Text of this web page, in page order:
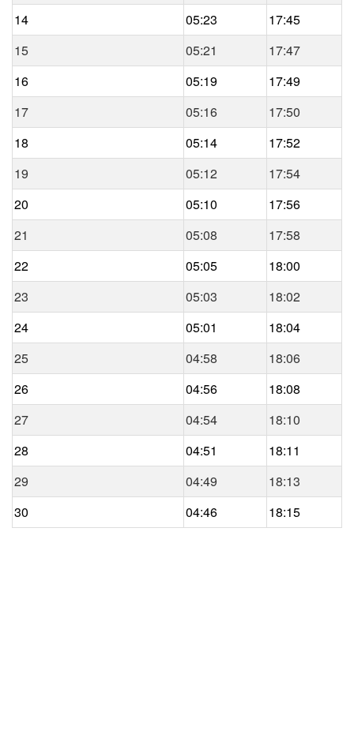
14
05:23
17:45
15
05:21
17:47
16
05:19
17:49
17
05:16
17:50
18
05:14
17:52
19
05:12
17:54
20
05:10
17:56
21
05:08
17:58
22
05:05
18:00
23
05:03
18:02
24
05:01
18:04
25
04:58
18:06
26
04:56
18:08
27
04:54
18:10
28
04:51
18:11
29
04:49
18:13
30
04:46 18:15